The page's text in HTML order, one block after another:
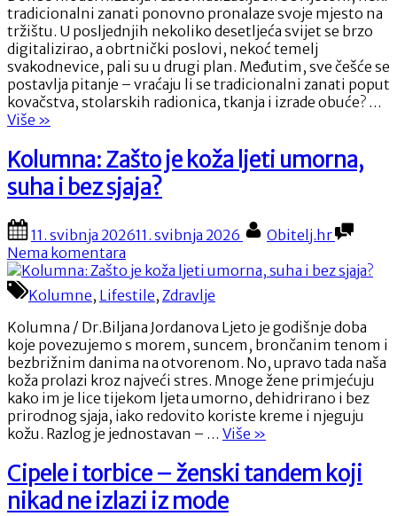
poslovi
koji
su
pali
zaborav?
tradicionalni zanati ponovno pronalaze svoje mjesto na
tržištu. U posljednjih nekoliko desetljeća svijet se brzo
digitalizirao, a obrtnički poslovi, nekoć temelj
svakodnevice, pali su u drugi plan. Međutim, sve češće se
postavlja pitanje – vraćaju li se tradicionalni zanati poput
kovačstva, stolarskih radionica, tkanja i izrade obuće? …
Više “Vraćaju
se
ponovo
obrtnički
su
pali
u
zaborav?”
»
Kolumna: Zašto je koža ljeti umorna,
suha i bez sjaja?
Posted
on
11. svibnja 202611. svibnja 2026 By
Obitelj.hr
Nema komentara
Kolumna:
Zašto
je
koža
ljeti
umorna,
suha
i
bez
sjaja?
Kolumne, Lifestile, Zdravlje
Kolumna / Dr.Biljana Jordanova Ljeto je godišnje doba
koje povezujemo s morem, suncem, brončanim tenom i
bezbrižnim danima na otvorenom. No, upravo tada naša
koža prolazi kroz najveći stres. Mnoge žene primjećuju
kako im je lice tijekom ljeta umorno, dehidrirano i bez
prirodnog sjaja, iako redovito koriste kreme i njeguju
kožu. Razlog je jednostavan – … Više “Kolumna:
je
koža
»
Cipele i torbice – ženski tandem koji
nikad ne izlazi iz mode